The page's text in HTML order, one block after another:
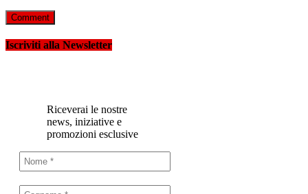
Iscriviti alla Newsletter
Riceverai le nostre
news, iniziative e
promozioni esclusive